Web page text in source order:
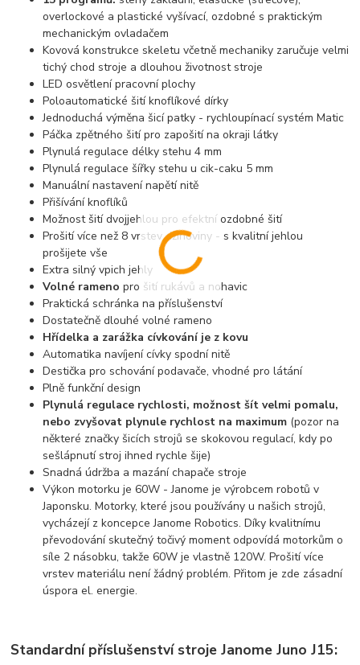
overlockové a plastické vyšívací, ozdobné s praktickým
mechanickým ovladačem
Kovová konstrukce skeletu včetně mechaniky zaručuje velmi
tichý chod stroje a dlouhou životnost stroje
LED osvětlení pracovní plochy
Poloautomatické šití knoflíkové dírky
Jednoduchá výměna šicí patky - rychloupínací systém Matic
Páčka zpětného šití pro zapošití na okraji látky
Plynulá regulace délky stehu 4 mm
Plynulá regulace šířky stehu u cik-caku 5 mm
Manuální nastavení napětí nitě
Přišívání knoflíků
Možnost šití dvojjehlou pro efektní ozdobné šití
Prošití více než 8 vrstev džínoviny - s kvalitní jehlou
prošijete vše
Extra silný vpich jehly
Volné rameno pro šití rukávů a nohavic
Praktická schránka na příslušenství
Dostatečně dlouhé volné rameno
Hřídelka a zarážka cívkování je z kovu
Automatika navíjení cívky spodní nitě
Destička pro schování podavače, vhodné pro látání
Plně funkční design
Plynulá regulace rychlosti, možnost šít velmi pomalu,
nebo zvyšovat plynule rychlost na maximum (pozor na
některé značky šicích strojů se skokovou regulací, kdy po
sešlápnutí stroj ihned rychle šije)
Snadná údržba a mazání chapače stroje
Výkon motorku je 60W - Janome je výrobcem robotů v
Japonsku. Motorky, které jsou používány u našich strojů,
vycházejí z koncepce Janome Robotics. Díky kvalitnímu
převodování skutečný točivý moment odpovídá motorkům o
síle 2 násobku, takže 60W je vlastně 120W. Prošití více
vrstev materiálu není žádný problém. Přitom je zde zásadní
úspora el. energie.
Standardní příslušenství stroje JanomeJuno J15: